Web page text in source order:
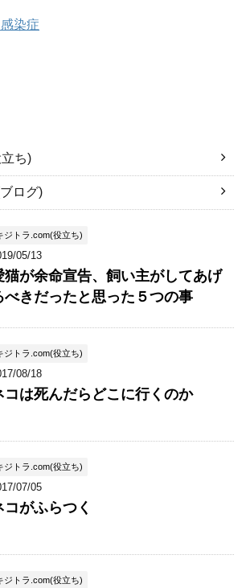
染症
ち)
ログ)
ジトラ.com(役立ち)
05/13
猫が余命宣告、飼い主がしてあげ
べきだったと思った５つの事
ジトラ.com(役立ち)
08/18
コは死んだらどこに行くのか
ジトラ.com(役立ち)
07/05
コがふらつく
ジトラ.com(役立ち)